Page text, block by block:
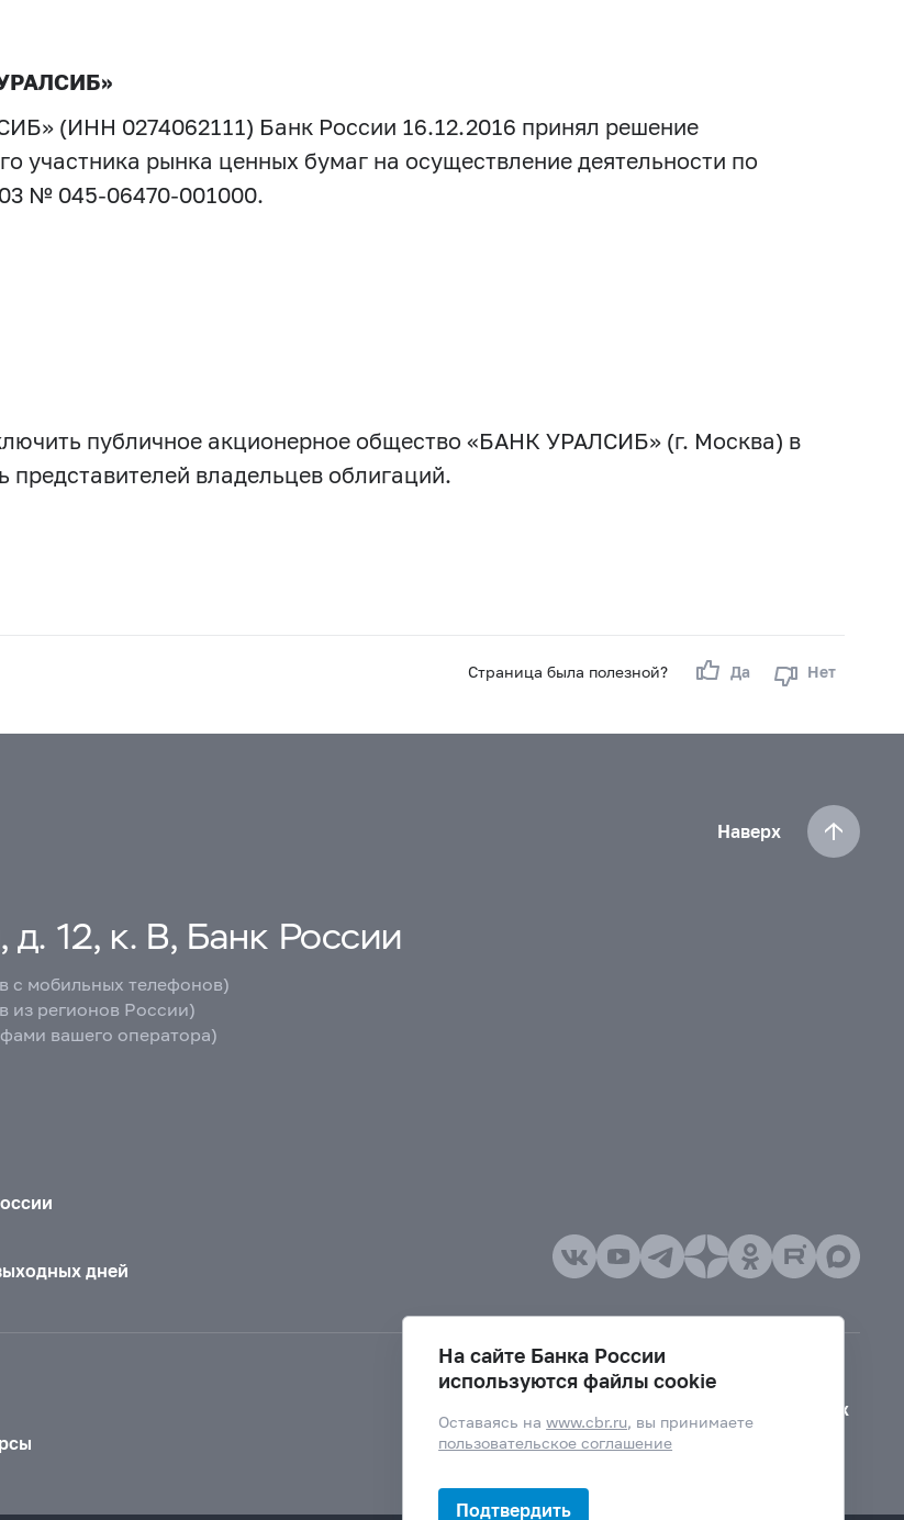
(ИНН 0274062111) Банк России 16.12.2016 принял решение
участника рынка ценных бумаг на осуществление деятельности по
№ 045-06470-001000.
публичное акционерное общество «БАНК УРАЛСИБ» (г. Москва) в
владельцев облигаций.
Страница была полезной? Да Нет
Наверх
д. 12, к. В, Банк России
с мобильных телефонов)
из регионов России)
вашего оператора)
дней
Версия для слабовидящих
На сайте Банка России
используются файлы cookie
Оставаясь наwww.cbr.ru, вы принимаете
пользовательское соглашение
Подтвердить